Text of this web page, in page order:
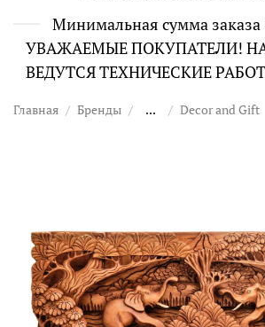
Минимальная сумма заказа
УВАЖАЕМЫЕ ПОКУПАТЕЛИ!
ВЕДУТСЯ ТЕХНИЧЕСКИЕ
Главная Бренды ... Decor and Gift